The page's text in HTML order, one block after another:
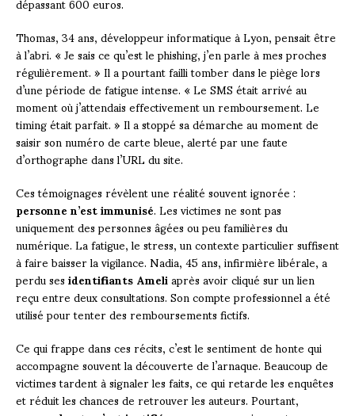
Thomas, 34 ans, développeur informatique à Lyon, pensait être
à l’abri. « Je sais ce qu’est le phishing, j’en parle à mes proches
régulièrement. » Il a pourtant failli tomber dans le piège lors
d’une période de fatigue intense. « Le SMS était arrivé au
moment où j’attendais effectivement un remboursement. Le
timing était parfait. » Il a stoppé sa démarche au moment de
saisir son numéro de carte bleue, alerté par une faute
d’orthographe dans l’URL du site.
Ces témoignages révèlent une réalité souvent ignorée :
personne n’est immunisé. Les victimes ne sont pas
uniquement des personnes âgées ou peu familières du
numérique. La fatigue, le stress, un contexte particulier suffisent
à faire baisser la vigilance. Nadia, 45 ans, infirmière libérale, a
perdu sesidentifiants Ameliaprès avoir cliqué sur un lien
reçu entre deux consultations. Son compte professionnel a été
utilisé pour tenter des remboursements fictifs.
Ce qui frappe dans ces récits, c’est le sentiment de honte qui
accompagne souvent la découverte de l’arnaque. Beaucoup de
victimes tardent à signaler les faits, ce qui retarde les enquêtes
et réduit les chances de retrouver les auteurs. Pourtant,